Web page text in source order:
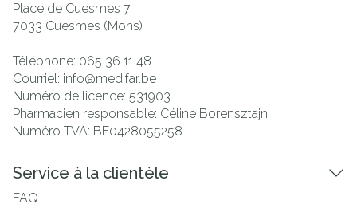
Place de Cuesmes 7
7033 Cuesmes (Mons)
Téléphone: 065 36 11 48
Courriel: info@medifar.be
Numéro de licence: 531903
Pharmacien responsable: Céline Borensztajn
Numéro TVA: BE0428055258
Service à la clientèle
FAQ